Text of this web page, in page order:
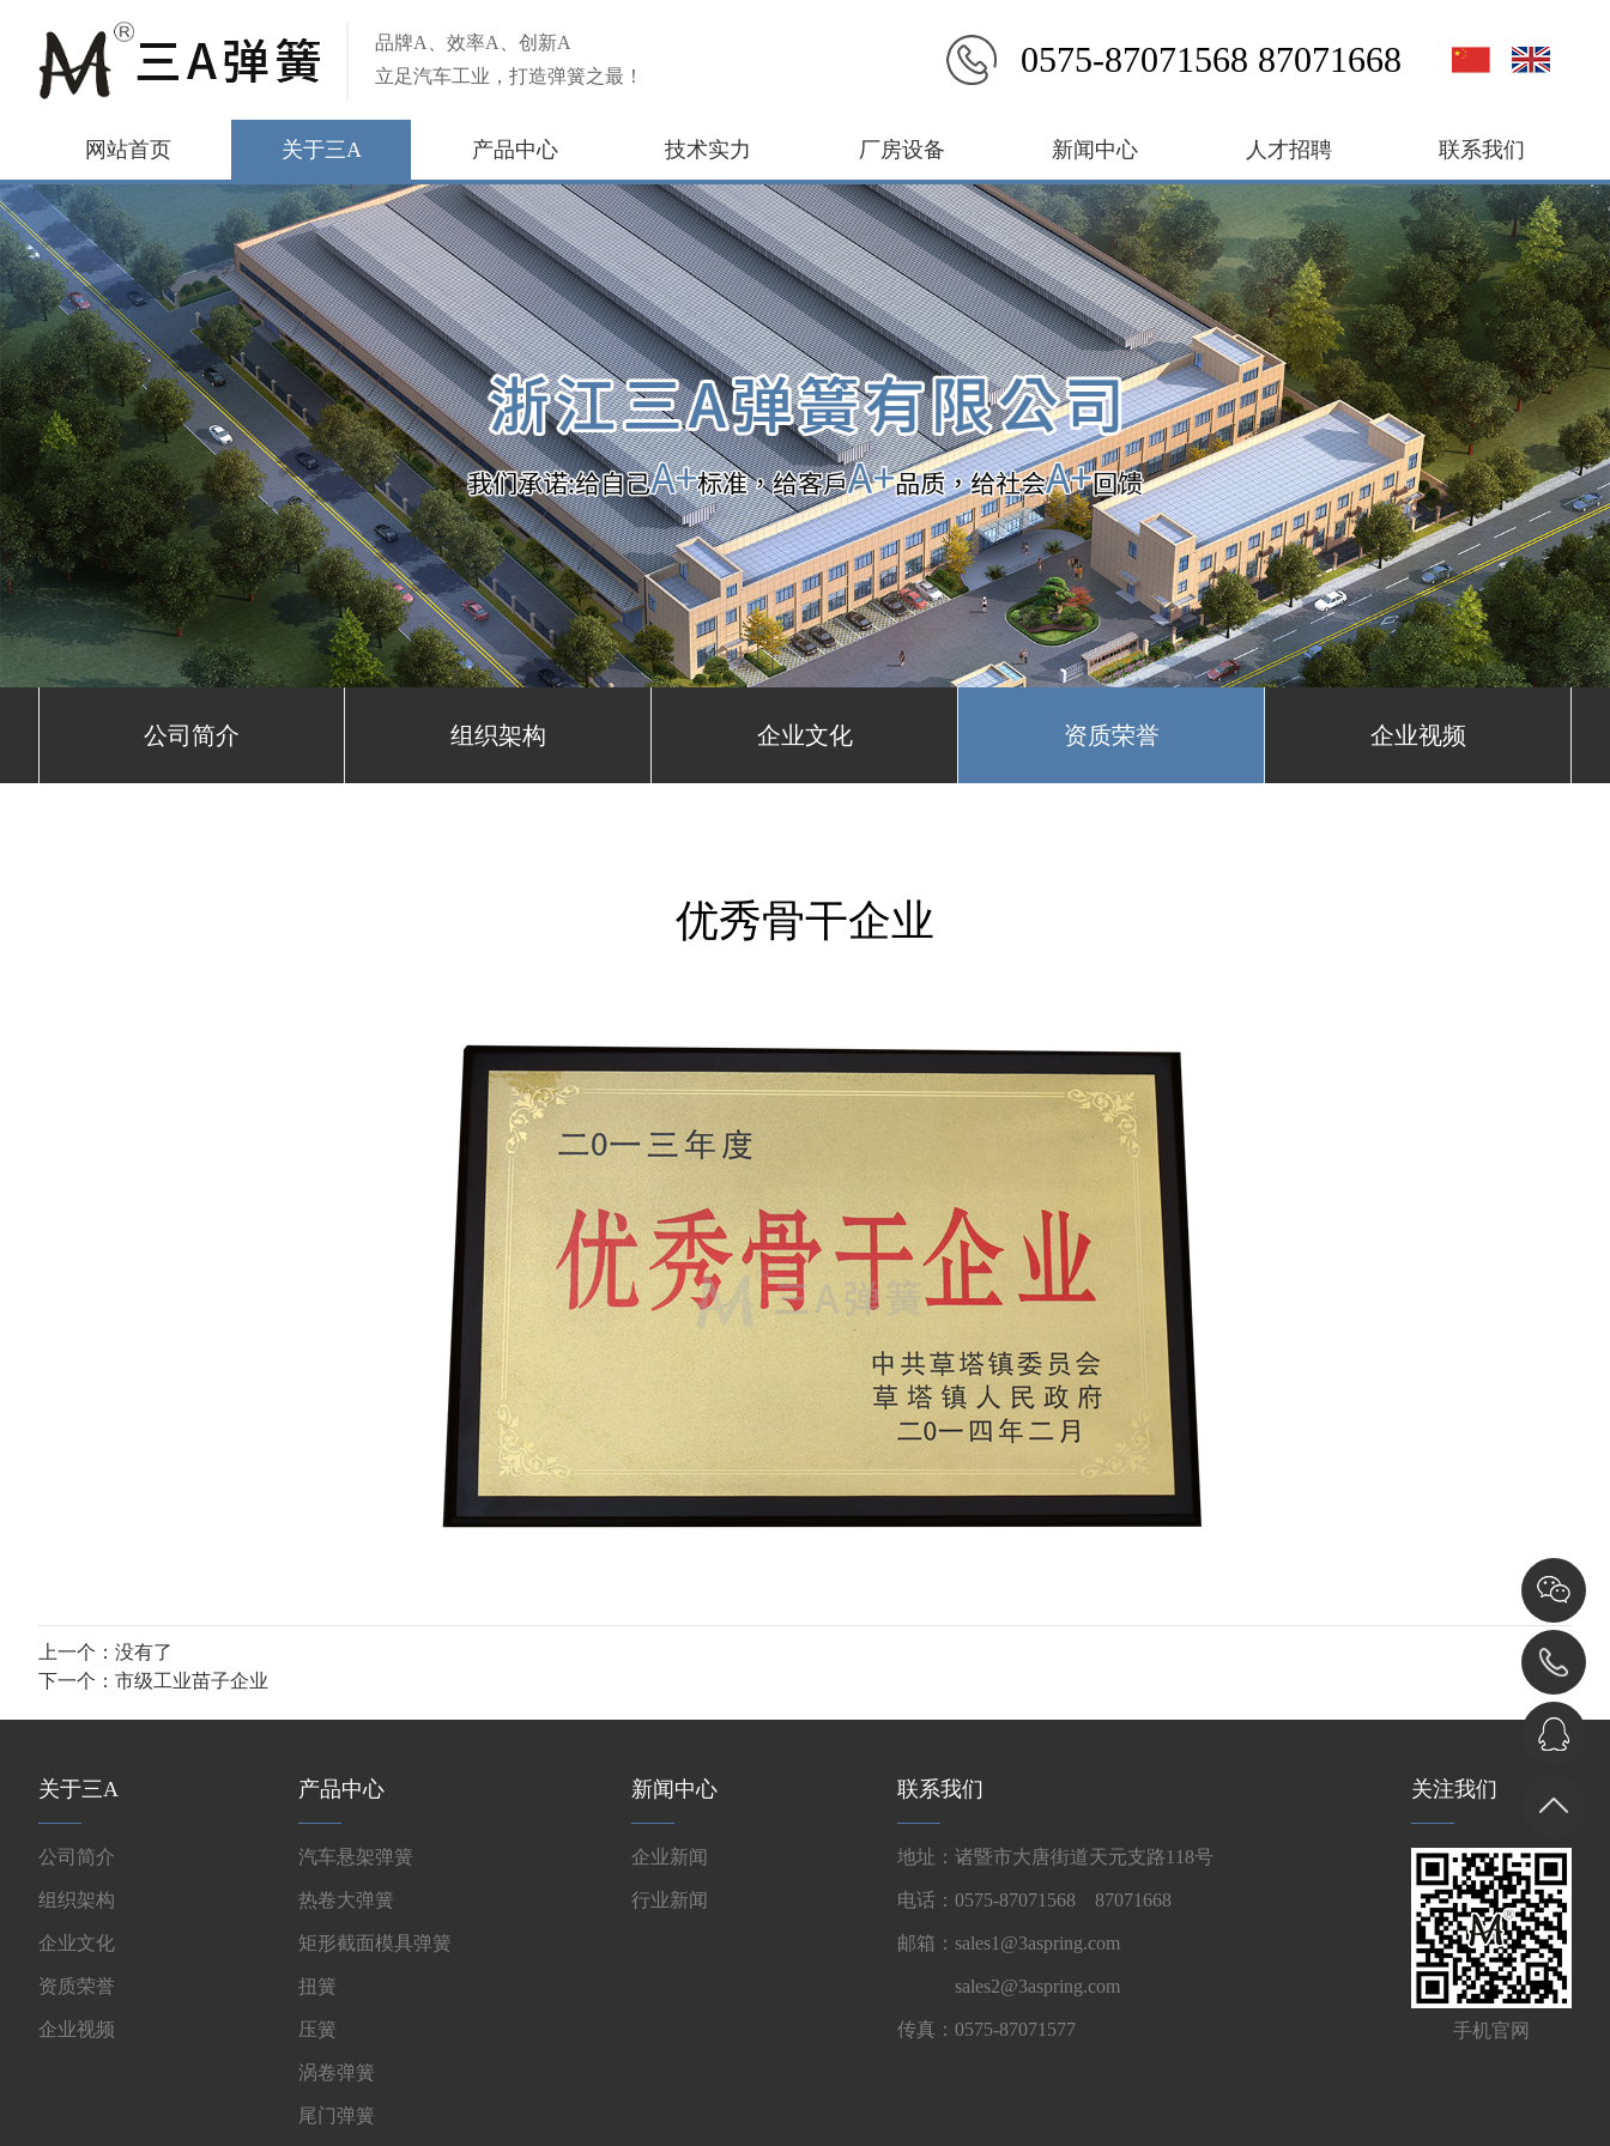
品牌A、效率A、创新A
立足汽车工业，打造弹簧之最！
0575-87071568 87071668
网站首页 关于三A 产品中心 技术实力 厂房设备 新闻中心 人才招聘 联系我们
公司简介 组织架构 企业文化 资质荣誉 企业视频
优秀骨干企业
上一个：没有了
下一个： 市级工业苗子企业
关于三A
公司简介
组织架构
企业文化
资质荣誉
企业视频
产品中心
汽车悬架弹簧
热卷大弹簧
矩形截面模具弹簧
扭簧
压簧
涡卷弹簧
尾门弹簧
新闻中心
企业新闻
行业新闻
联系我们
地址：诸暨市大唐街道天元支路118号
电话：0575-87071568 87071668
邮箱：sales1@3aspring.com
sales2@3aspring.com
传真：0575-87071577
关注我们
手机官网